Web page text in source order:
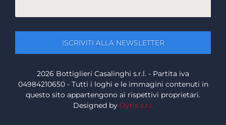
2026 Bottiglieri Casalinghi s.r.l. - Partita iva
04984210650 - Tutti i loghi e le immagini contenuti in
questo sito appartengono ai rispettivi proprietari.
Designed by Oytis s.r.l.